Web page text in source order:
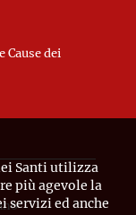
dei
Santi utilizza
più agevole la
servizi ed anche